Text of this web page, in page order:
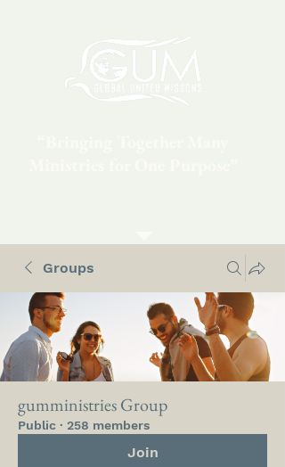
Groups
gumministries Group
Public · 258 members
Join